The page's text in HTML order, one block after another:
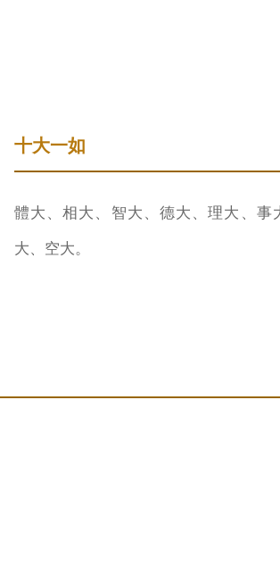
十大一如
體大、相大、智大、德大、理大、事
大、空大。